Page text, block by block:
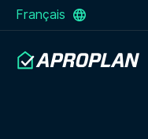
Français